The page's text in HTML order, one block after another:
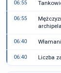
06:55
06:55
06:40
06:40 Liczba